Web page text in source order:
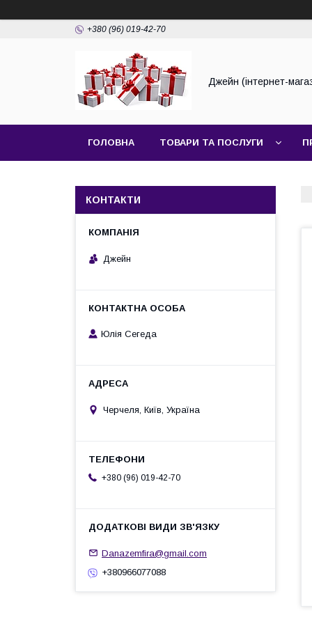
+380 (96) 019-42-70
Джейн (інтернет-
ГОЛОВНА ТОВАРИ ТА ПОСЛУГИ
КОНТАКТИ
Джейн
Юлія Сегеда
Черчеля, Київ, Україна
+380 (96) 019-42-70
Danazemfira@gmail.com
+380966077088